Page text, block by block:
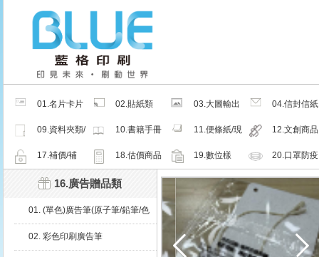
01.名片卡片
02.貼紙類
03.大圖輸出
04.信封信紙
09.資料夾類/
夾鏈密封袋
10.書籍手冊
11.便條紙/現
成品
12.文創商品
17.補價/補
18.估價商品 19.數位樣
20.口罩防疫
周邊商品
16.廣告贈品類
01. (單色)廣告筆(原子筆/鉛筆/色
02. 彩色印刷廣告筆